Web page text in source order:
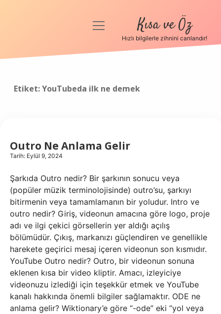
Anasayfa
menüyü
Kısa ve Öz
Hızlı bilgilerle zihnini canlandır!
Etiket:YouTubeda ilk ne demek
Outro Ne Anlama Gelir
Tarih: Eylül 9, 2024
Şarkıda Outro nedir? Bir şarkının sonucu veya
(popüler müzik terminolojisinde) outro’su, şarkıyı
bitirmenin veya tamamlamanın bir yoludur. Intro ve
outro nedir? Giriş, videonun amacına göre logo, proje
adı ve ilgi çekici görsellerin yer aldığı açılış
bölümüdür. Çıkış, markanızı güçlendiren ve genellikle
harekete geçirici mesaj içeren videonun son kısmıdır.
YouTube Outro nedir? Outro, bir videonun sonuna
eklenen kısa bir video kliptir. Amacı, izleyiciye
videonuzu izlediği için teşekkür etmek ve YouTube
kanalı hakkında önemli bilgiler sağlamaktır. ODE ne
anlama gelir? Wiktionary’e göre “-ode” eki “yol veya